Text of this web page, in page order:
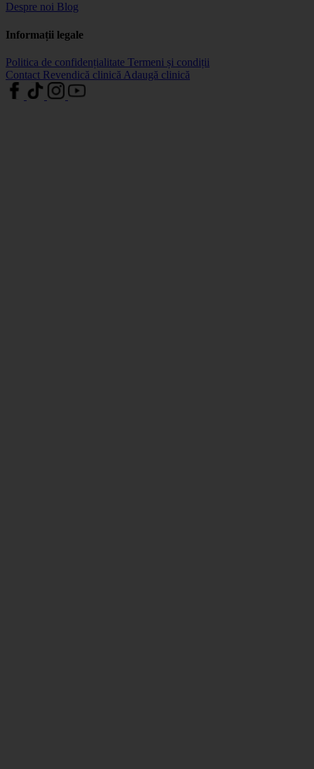
Despre noi Blog
Informații legale
Politica de confidențialitate Termeni și condiții
Contact Revendică clinică Adaugă clinică